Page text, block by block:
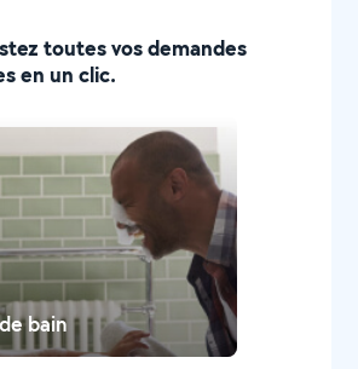
toutes vos demandes
en un clic.
bain